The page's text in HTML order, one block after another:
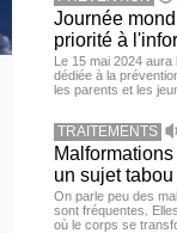
Journée
priorité à
Le 15 mai 2024 aura
dédiée à la
les parents et les
TRAITEMENTS
un sujet tabou
On parle peu des
sont fréquentes.
où le corps se